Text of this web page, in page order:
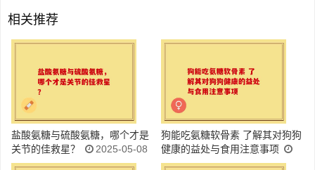
相关推荐
盐酸氨糖与硫酸氨糖，哪个才是
关节的佳救星？
2025-05-08
狗能吃氨糖软骨素 了解其对狗狗
健康的益处与食用注意事项
2025-05-08